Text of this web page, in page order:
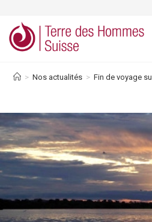
content
> Nos actualités > Fin de voyage